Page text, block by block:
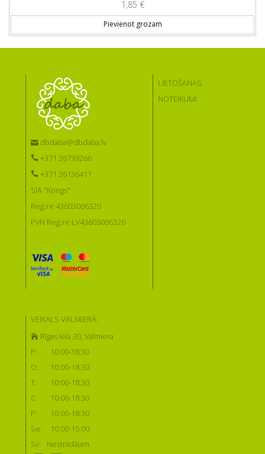
1,85 €
Pievienot grozam
dbdaba@dbdaba.lv
+371 26739266
+371 26136411
SIA "Kongs"
Reģ.nr 43603006320
PVN Reģ.nr LV43603006320
LIETOŠANAS
NOTEIKUMI
VEIKALS VALMIERĀ:
Rīgas iela 30, Valmiera
P:
10:00-18:30
O:
10:00-18:30
T:
10:00-18:30
C:
10:00-18:30
P:
10:00-18:30
Se:
10:00-15:00
Sv:
Nestrādājam